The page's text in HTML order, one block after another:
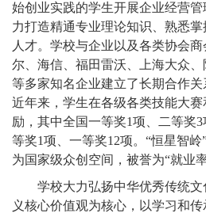
始创业实践的学生开展企业经营
力打造精通专业理论知识、熟悉
人才。学校与企业以及各类协会
尔、海信、福田雷沃、上海大众
等多家知名企业建立了长期合作关
近年来，学生在各级各类技能大
励，其中全国一等奖1项、二等奖
等奖1项、一等奖12项。“恒星智
为国家级众创空间，被誉为“就业
学校大力弘扬中华优秀传统文
义核心价值观为核心，以学习和